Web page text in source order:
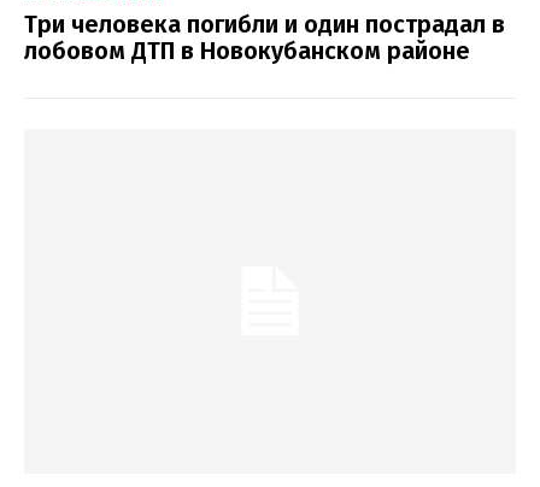
Три человека погибли и один пострадал в
лобовом ДТП в Новокубанском районе